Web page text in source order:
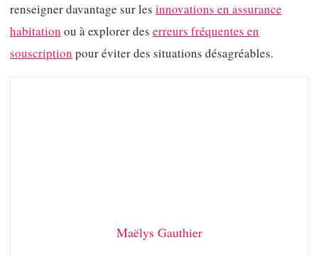
renseigner davantage sur les innovations en assurance
habitation ou à explorer des erreurs fréquentes en
souscription pour éviter des situations désagréables.
Maëlys Gauthier